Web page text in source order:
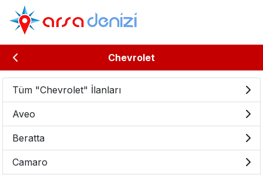
Chevrolet
Tüm "Chevrolet" İlanları
Aveo
Beratta
Camaro